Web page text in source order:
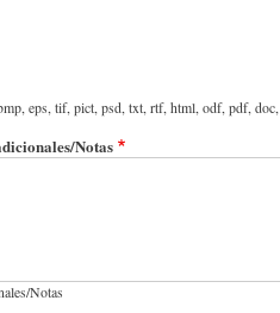
eps, tif, pict, psd, txt, rtf, html, odf, pdf,
Notas
Notas